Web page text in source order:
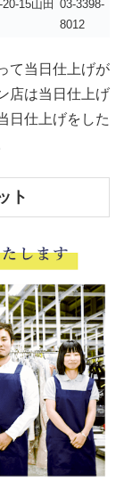
15山田 03-3398-
8012
て当日仕上げが
店は当日仕上げ
日仕上げをした
ト